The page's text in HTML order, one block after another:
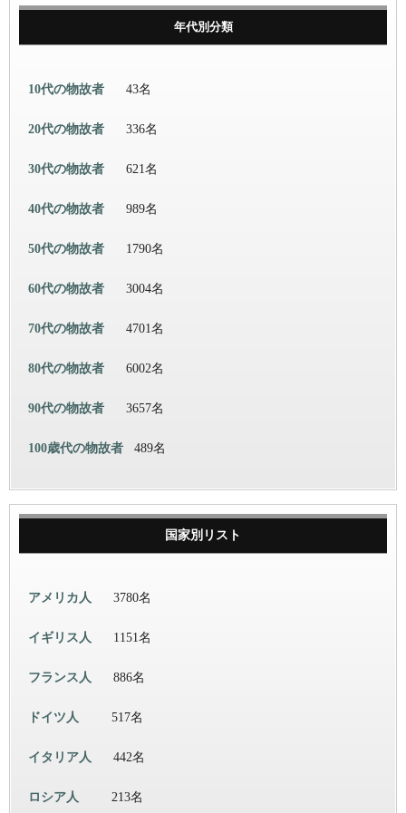
年代別分類
10代の物故者 43名
20代の物故者 336名
30代の物故者 621名
40代の物故者 989名
50代の物故者 1790名
60代の物故者 3004名
70代の物故者 4701名
80代の物故者 6002名
90代の物故者 3657名
100歳代の物故者 489名
国家別リスト
アメリカ人 3780名
イギリス人 1151名
フランス人 886名
ドイツ人 517名
イタリア人 442名
ロシア人 213名